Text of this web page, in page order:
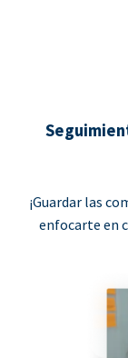
¡Guardar las
enfocarte en